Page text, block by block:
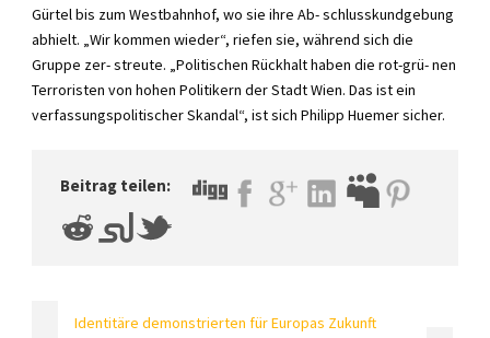
Gürtel bis zum Westbahnhof, wo sie ihre Ab- schlusskundgebung
abhielt. „Wir kommen wieder“, riefen sie, während sich die
Gruppe zer- streute. „Politischen Rückhalt haben die rot-grü- nen
Terroristen von hohen Politikern der Stadt Wien. Das ist ein
verfassungspolitischer Skandal“, ist sich Philipp Huemer sicher.
Beitrag teilen:
Identitäre demonstrierten für Europas Zukunft